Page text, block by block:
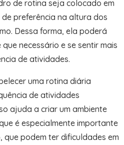
de rotina seja colocado em
preferência na altura dos
Dessa forma, ela poderá
necessário e se sentir mais
de atividades.
uma rotina diária
de atividades
ajuda a criar um ambiente
é especialmente importante
que podem ter dificuldades em